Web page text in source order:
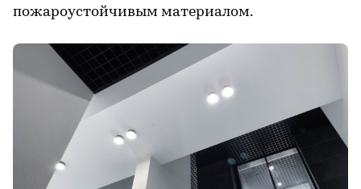
пожароустойчивым материалом.